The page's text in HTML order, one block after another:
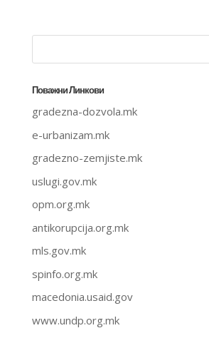
Поважни Линкови
gradezna-dozvola.mk
e-urbanizam.mk
gradezno-zemjiste.mk
uslugi.gov.mk
opm.org.mk
antikorupcija.org.mk
mls.gov.mk
spinfo.org.mk
macedonia.usaid.gov
www.undp.org.mk